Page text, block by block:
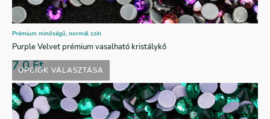
OPCIÓK VÁLASZTÁSA
Prémium minőségű, normál szín
Purple Velvet prémium vasalható kristálykő
7,0Ft